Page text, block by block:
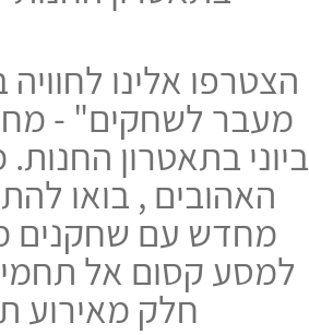
הצטרפו אלינו
ביוני בתאטרון
האהובים , בואו
מחדש עם שחקנים
למסע קסום אל
חלק מאירוע